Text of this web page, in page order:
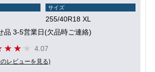
サイズ
255/40R18 XL
品 3-5営業日(欠品時ご連絡)
4.07
レビューを見る)